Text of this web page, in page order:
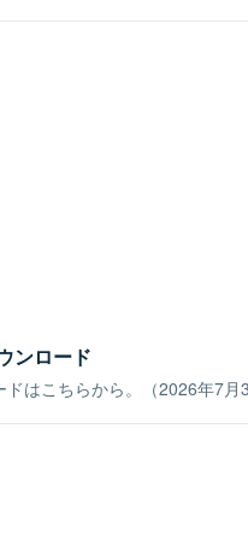
ンロード
はこちらから。（2026年7月